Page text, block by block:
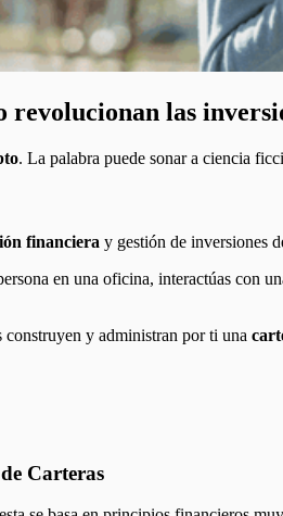
revolucionan las
. La palabra puede sonar a ciencia
financiera y gestión de inversiones
en una oficina, interactúas con
y administran por ti una
Carteras